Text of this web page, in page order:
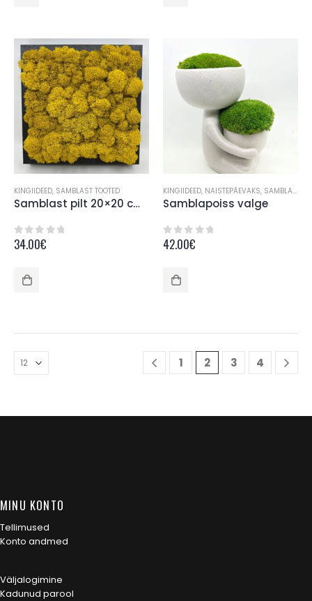
KINGIIDEED, SAMBLAST TOOTED
Samblast pilt 20×20 cm kollane
0out of 5
34.00€
KINGIIDEED, NAISTEPÄEVAKS, SAMBLAST TOOTED
Samblapoiss valge
0out of 5
42.00€
1 2 3 4
MINU KONTO
Tellimused
Konto andmed
Väljalogimine
Kadunud parool